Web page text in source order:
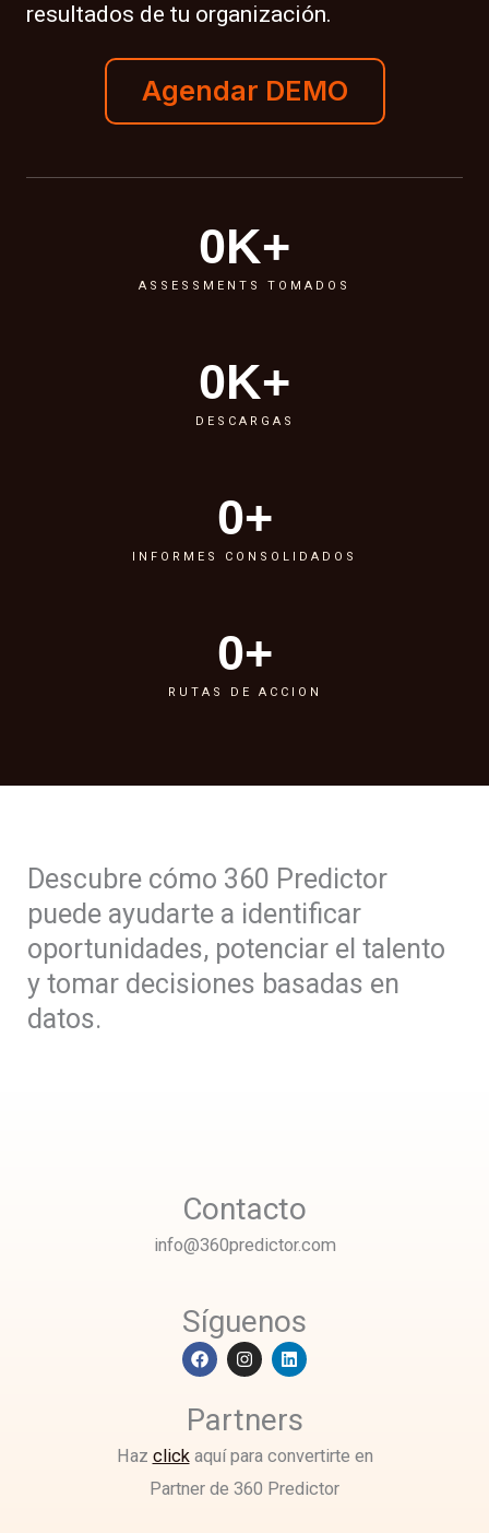
resultados de tu organización.
Agendar DEMO
ASSESSMENTS TOMADOS
0K+
DESCARGAS
0K+
INFORMES CONSOLIDADOS
0+
RUTAS DE ACCION
0+
Descubre cómo 360 Predictor
puede ayudarte a identificar
oportunidades, potenciar el talento
y tomar decisiones basadas en
datos.
Contacto
info@360predictor.com
Síguenos
F
a
c
b
o
o
I
n
s
a
g
r
m
L
i
n
e
d
i
Partners
Haz click aquí para convertirte en
Partner de 360 Predictor